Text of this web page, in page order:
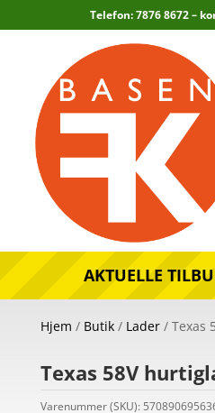
Telefon: 7876 8672 –
AKTUELLE
Hjem / Butik/ Lader/ Texas
Texas 58V
Varenummer (SKU):